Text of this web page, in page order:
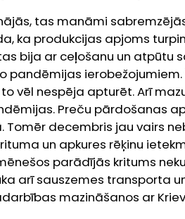
tas manāmi
ka produkcijas apjoms
bija ar ceļošanu un atpūtu
ierobežojumiem.
vēl nespēja apturēt. Arī
Preču pārdošanas
decembris jau vairs
un apkures rēķinu
parādījās kritums
arī sauszemes transporta
mazināšanos ar